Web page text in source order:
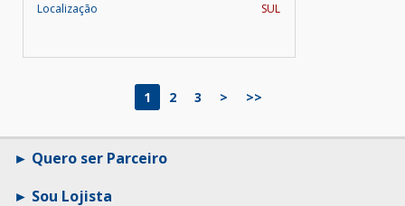
Localização SUL
1 2 3 > >>
Quero ser Parceiro
Sou Lojista